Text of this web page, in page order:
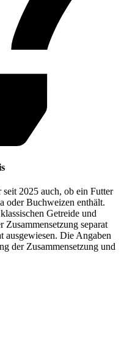
2025 auch, ob ein Futter
oder Buchweizen enthält.
Getreide und
separat
ausgewiesen. Die Angaben
der Zusammensetzung und